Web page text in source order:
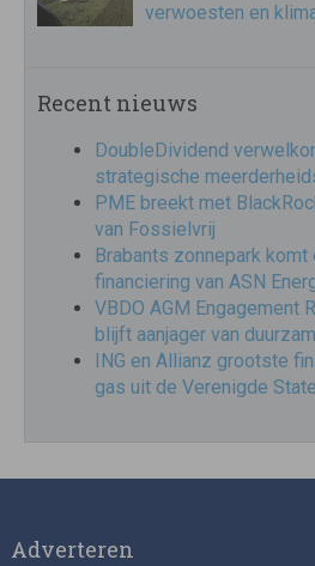
verwoesten en
Recent nieuws
DoubleDividend
strategische
PME breekt met
van Fossielvrij
Brabants zonnepark
financiering van ASN
VBDO AGM Engagement
blijft aanjager van
ING en Allianz grootste
gas uit de Verenigde
Adverteren